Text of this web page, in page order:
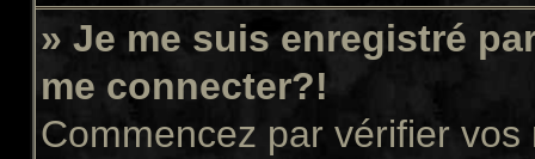
» Je me suis enregistré
me connecter?!
Commencez par vérifier vos